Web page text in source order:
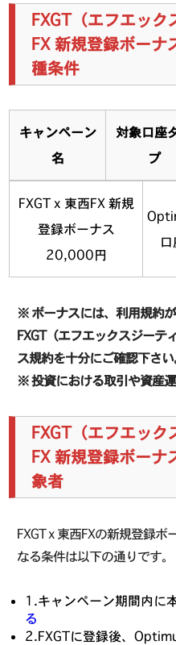
FXGT（エフエッ
FX 新規登録ボー
種条件
キャンペーン
名
対象口座
プ
FXGT x 東西FX 新規
登録ボーナス
20,000円
口
※ ボーナスには、利用規約
FXGT（エフエックスジーテ
ス規約を十分にご確認下さい
※ 投資における取引や資産
FXGT（エフエッ
FX 新規登録ボー
象者
FXGT x 東西FXの新規登録
なる条件は以下の通りです。
1.キャンペーン期間内に
る
2.FXGTに登録後、